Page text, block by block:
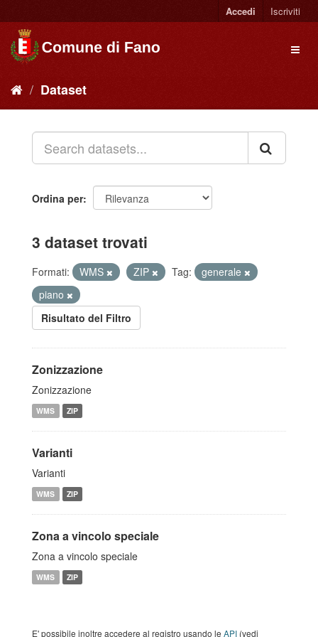
Accedi Iscriviti
Dataset
Ordina per
3 dataset trovati
Formati: WMS ZIP Tag:
generale
piano
Risultato del Filtro
Zonizzazione
Zonizzazione
WMS ZIP
Varianti
Varianti
WMS ZIP
Zona a vincolo speciale
Zona a vincolo speciale
WMS ZIP
E' possibile inoltre accedere al registro usando le API (vedi